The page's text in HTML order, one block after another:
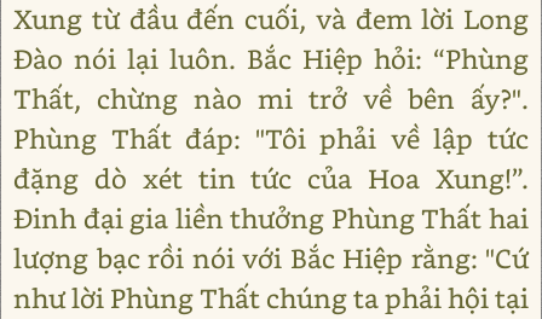
Xung từ đầu đến cuối, và đem lời Long
Đào nói lại luôn. Bắc Hiệp hỏi: “Phùng
Thất, chừng nào mi trở về bên ấy?".
Phùng Thất đáp: "Tôi phải về lập tức
đặng dò xét tin tức của Hoa Xung!”.
Đinh đại gia liền thưởng Phùng Thất hai
lượng bạc rồi nói với Bắc Hiệp rằng: "Cứ
như lời Phùng Thất chúng ta phải hội tại